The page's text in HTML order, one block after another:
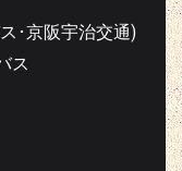
･京阪宇治交通)
ス